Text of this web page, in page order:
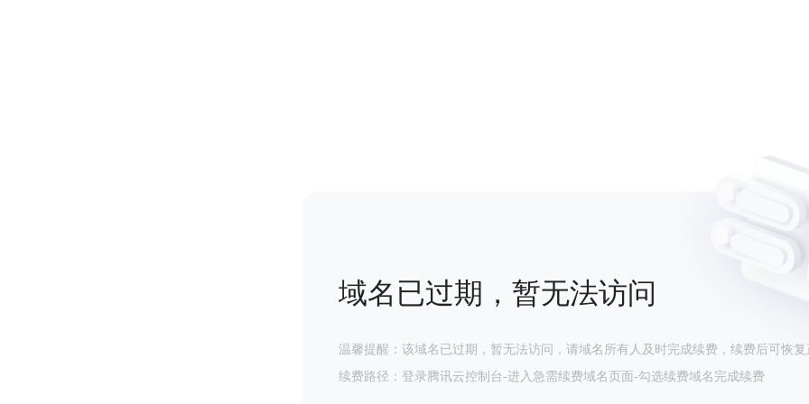
域名已过期，暂无法访问
温馨提醒：该域名已过期，暂无法访问，请域名所有人及时完成续费，续费后可恢复
续费路径：登录腾讯云控制台-进入急需续费域名页面-勾选续费域名完成续费